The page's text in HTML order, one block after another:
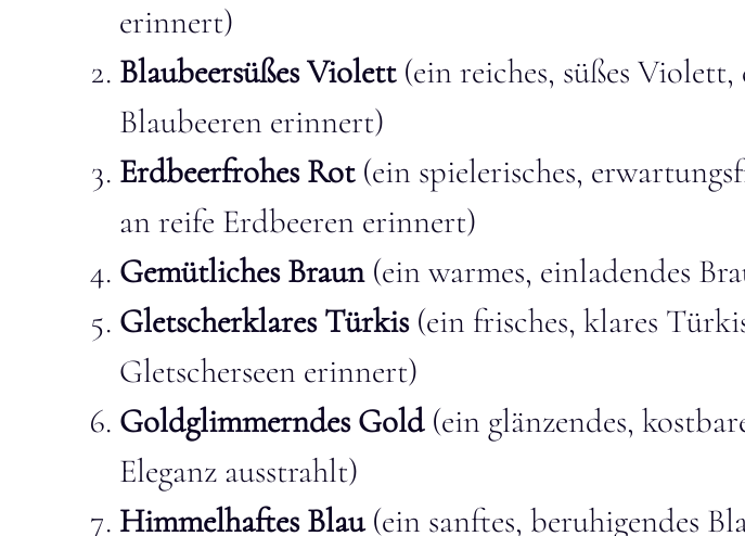
erinnert)
Blaubeersüßes Violett(ein reiches, süßes Violett,
Blaubeeren erinnert)
Erdbeerfrohes Rot (ein spielerisches,
an reife Erdbeeren erinnert)
Gemütliches Braun(ein warmes, einladendes
Gletscherklares Türkis(ein frisches, klares
Gletscherseen erinnert)
Goldglimmerndes Gold(ein glänzendes,
Eleganz ausstrahlt)
Himmelhaftes Blau(ein sanftes, beruhigendes